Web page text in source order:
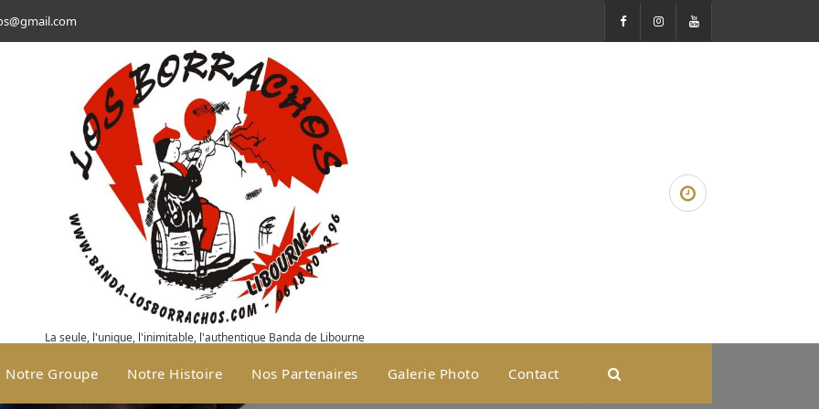
La seule, l'unique, l'inimitable, l'authentique Banda de Libourne
Notre Groupe Notre Histoire Nos Partenaires Galerie Photo Contact